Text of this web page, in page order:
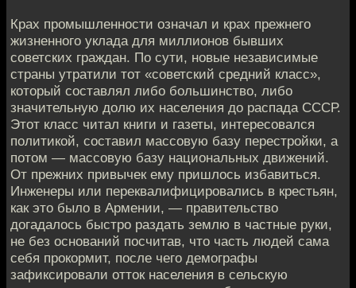
Крах промышленности означал и крах прежнего
жизненного уклада для миллионов бывших
советских граждан. По сути, новые независимые
страны утратили тот «советский средний класс»,
который составлял либо большинство, либо
значительную долю их населения до распада СССР.
Этот класс читал книги и газеты, интересовался
политикой, составил массовую базу перестройки, а
потом — массовую базу национальных движений.
От прежних привычек ему пришлось избавиться.
Инженеры или переквалифицировались в крестьян,
как это было в Армении, — правительство
догадалось быстро раздать землю в частные руки,
не без оснований посчитав, что часть людей сама
себя прокормит, после чего демографы
зафиксировали отток населения в сельскую